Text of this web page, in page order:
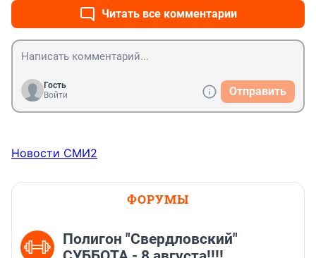
Читать все комментарии
Гость
Войти
Отправить
Новости СМИ2
ФОРУМЫ
Полигон "Свердловский"